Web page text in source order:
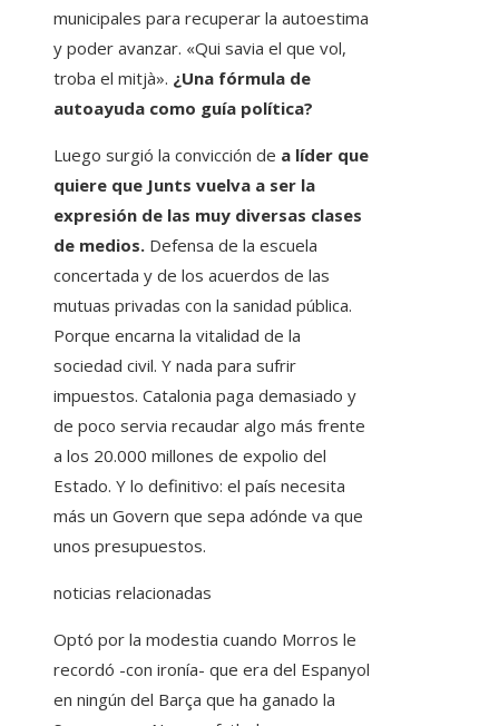
municipales para recuperar la autoestima
y poder avanzar. «Qui savia el que vol,
troba el mitjà». ¿Una fórmula de
autoayuda como guía política?
Luego surgió la convicción de a líder que
quiere que Junts vuelva a ser la
expresión de las muy diversas clases
de medios. Defensa de la escuela
concertada y de los acuerdos de las
mutuas privadas con la sanidad pública.
Porque encarna la vitalidad de la
sociedad civil. Y nada para sufrir
impuestos. Catalonia paga demasiado y
de poco servia recaudar algo más frente
a los 20.000 millones de expolio del
Estado. Y lo definitivo: el país necesita
más un Govern que sepa adónde va que
unos presupuestos.
noticias relacionadas
Optó por la modestia cuando Morros le
recordó -con ironía- que era del Espanyol
en ningún del Barça que ha ganado la